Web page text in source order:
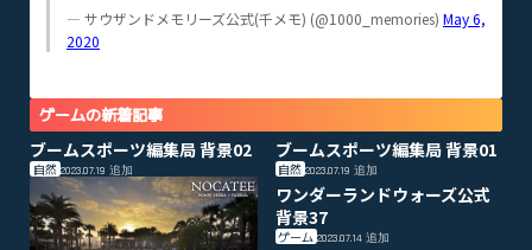
— サウザンドメモリーズ公式(千メモ) (@1000_memories) May 6,
2020
ゲームの新着記事
ブームスポーツ編集局 背景02
自然 2023.07.19 追加
ブームスポーツ編集局 背景01
自然 2023.07.19追加
ワンダーランドウォーズ公式
背景37
ゲーム 2023.07.14追加